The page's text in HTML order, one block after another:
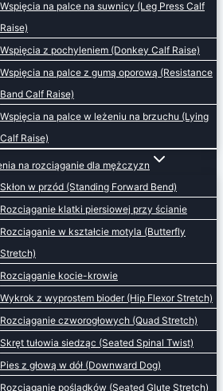
Wspięcia na palce na suwnicy (Leg Press Calf
Raise)
Wspięcia z pochyleniem (Donkey Calf Raise)
Wspięcia na palce z gumą oporową (Resistance
Band Calf Raise)
Wspięcia na palce w leżeniu na brzuchu (Lying
Calf Raise)
na rozciąganie dla mężczyzn
Skłon w przód (Standing Forward Bend)
Rozciąganie klatki piersiowej przy ścianie
Rozciąganie w kształcie motyla (Butterfly
Stretch)
Rozciąganie kocie-krowie
Wykrok z wyprostem bioder (Hip Flexor Stretch)
Rozciąganie czworogłowych (Quad Stretch)
Skręt tułowia siedząc (Seated Spinal Twist)
Pies z głową w dół (Downward Dog)
Rozciąganie pośladków (Seated Glute Stretch)